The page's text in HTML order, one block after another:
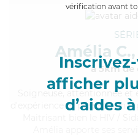
vérification avant
afficher
d’aides
Amélia C.,
à 5km de
, attentionnée et
d'expérience et possède un